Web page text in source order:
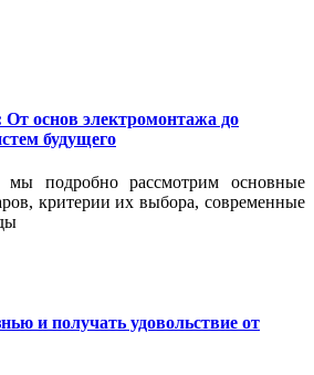
основ электромонтажа до
будущего
мы подробно рассмотрим основные
критерии их выбора, современные
и получать удовольствие от